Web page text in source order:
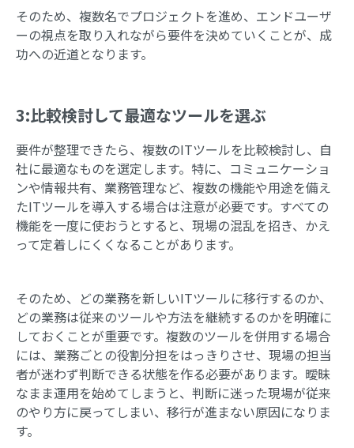
そのため、複数名でプロジェクトを進め、エンドユーザ
ーの視点を取り入れながら要件を決めていくことが、成
功への近道となります。
3:比較検討して最適なツールを選ぶ
要件が整理できたら、複数のITツールを比較検討し、自
社に最適なものを選定します。特に、コミュニケーショ
ンや情報共有、業務管理など、複数の機能や用途を備え
たITツールを導入する場合は注意が必要です。すべての
機能を一度に使おうとすると、現場の混乱を招き、かえ
って定着しにくくなることがあります。
そのため、どの業務を新しいITツールに移行するのか、
どの業務は従来のツールや方法を継続するのかを明確に
しておくことが重要です。複数のツールを併用する場合
には、業務ごとの役割分担をはっきりさせ、現場の担当
者が迷わず判断できる状態を作る必要があります。曖昧
なまま運用を始めてしまうと、判断に迷った現場が従来
のやり方に戻ってしまい、移行が進まない原因になりま
す。